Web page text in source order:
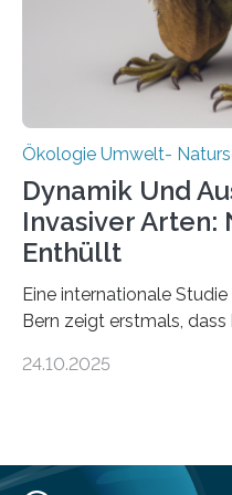
Wissenschaftlerinnen
Thünen-Instituts für
Ökologie Umwelt-
Dynamik Und
Invasiver Arten:
Enthüllt
Eine internationale
Bern zeigt erstmals,
Einige Auswirkungen,
des Nährstoffgehalts im
24.10.2025